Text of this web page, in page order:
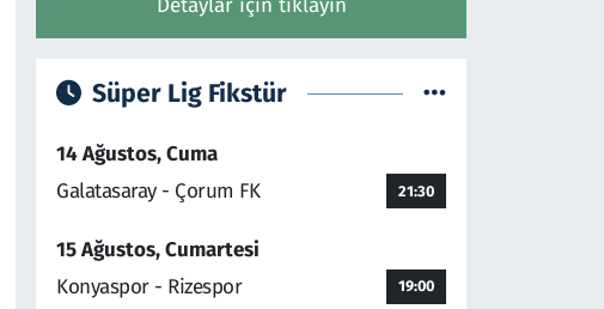
Detaylar için tıklayın
Süper Lig Fikstür
14 Ağustos, Cuma
Galatasaray - Çorum FK
21:30
15 Ağustos, Cumartesi
Konyaspor - Rizespor
19:00